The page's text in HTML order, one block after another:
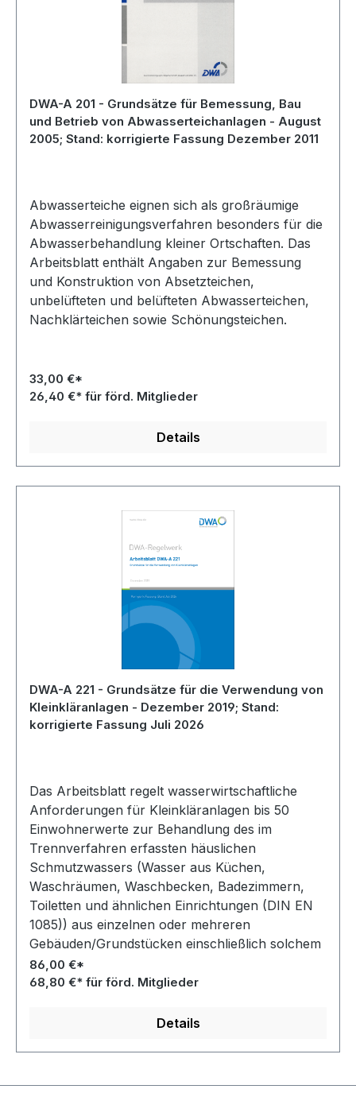
DWA-A 201 - Grundsätze für Bemessung, Bau
und Betrieb von Abwasserteichanlagen - August
2005; Stand: korrigierte Fassung Dezember 2011
Abwasserteiche eignen sich als großräumige
Abwasserreinigungsverfahren besonders für die
Abwasserbehandlung kleiner Ortschaften. Das
Arbeitsblatt enthält Angaben zur Bemessung
und Konstruktion von Absetzteichen,
unbelüfteten und belüfteten Abwasserteichen,
Nachklärteichen sowie Schönungsteichen.
33,00 €*
26,40 €* für förd. Mitglieder
Details
DWA-A 221 - Grundsätze für die Verwendung von
Kleinkläranlagen - Dezember 2019; Stand:
korrigierte Fassung Juli 2026
Das Arbeitsblatt regelt wasserwirtschaftliche
Anforderungen für Kleinkläranlagen bis 50
Einwohnerwerte zur Behandlung des im
Trennverfahren erfassten häuslichen
Schmutzwassers (Wasser aus Küchen,
Waschräumen, Waschbecken, Badezimmern,
Toiletten und ähnlichen Einrichtungen (DIN EN
1085)) aus einzelnen oder mehreren
Gebäuden/Grundstücken einschließlich solchem
aus Gewerbebetrieben mit einem in Menge und
Zusammensetzung häuslichem Abwasser
dient der Überprüfung/dem Nachweis der
86,00 €*
68,80 €* für förd. Mitglieder
Details